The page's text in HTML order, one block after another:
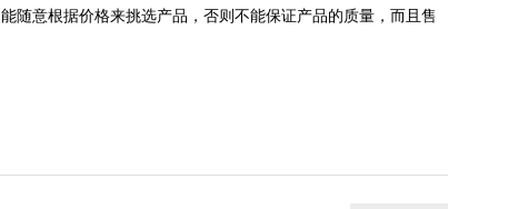
随意根据价格来挑选产品，否则不能保证产品的质量，而且售